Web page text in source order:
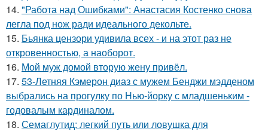
14. "Работа над Ошибками": Анастасия Костенко снова
легла под нож ради идеального декольте.
15. Бьянка цензори удивила всех - и на этот раз не
откровенностью, а наоборот.
16. Мой муж домой вторую жену привёл.
17. 53-Летняя Кэмерон диаз с мужем Бенджи мэдденом
выбрались на прогулку по Нью-йорку с младшеньким -
годовалым кардиналом.
18. Семаглутид: легкий путь или ловушка для